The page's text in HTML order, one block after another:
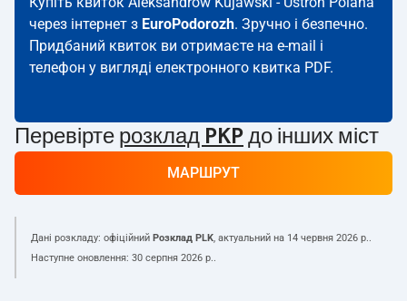
через інтернет з EuroPodorozh. Зручно і безпечно.
Придбаний квиток ви отримаєте на e-mail і
телефон у вигляді електронного квитка PDF.
Перевірте розклад PKP до інших міст
МАРШРУТ
Дані розкладу: офіційний Розклад PLK, актуальний на 14 червня 2026 р..
Наступне оновлення: 30 серпня 2026 р..